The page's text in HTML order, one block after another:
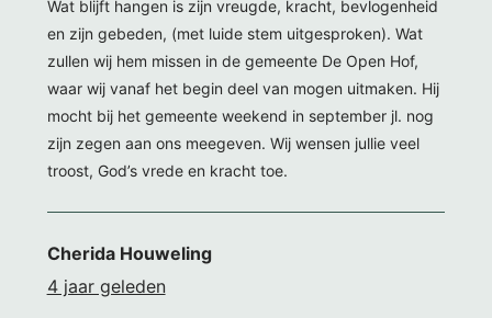
Wat blijft hangen is zijn vreugde, kracht, bevlogenheid
en zijn gebeden, (met luide stem uitgesproken). Wat
zullen wij hem missen in de gemeente De Open Hof,
waar wij vanaf het begin deel van mogen uitmaken. Hij
mocht bij het gemeente weekend in september jl. nog
zijn zegen aan ons meegeven. Wij wensen jullie veel
troost, God’s vrede en kracht toe.
Cherida Houweling
4 jaar geleden